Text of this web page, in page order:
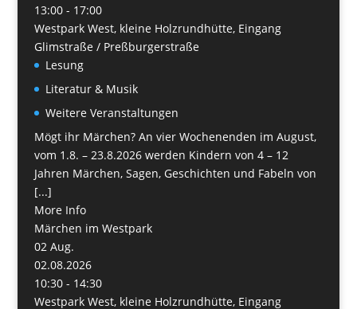
13:00 - 17:00
Westpark West, kleine Holzrundhütte, Eingang
Glimstraße / Preßburgerstraße
Lesung
Literatur & Musik
Weitere Veranstaltungen
Mögt ihr Märchen? An vier Wochenenden im August,
vom 1.8. – 23.8.2026 werden Kindern von 4 – 12
Jahren Märchen, Sagen, Geschichten und Fabeln von
[...]
More Info
Märchen im Westpark
02 Aug.
02.08.2026
10:30 - 14:30
Westpark West, kleine Holzrundhütte, Eingang